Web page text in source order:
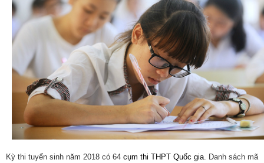
Kỳ thi tuyển sinh năm 2018 có 64 cụm thi THPT Quốc gia. Danh sách mã